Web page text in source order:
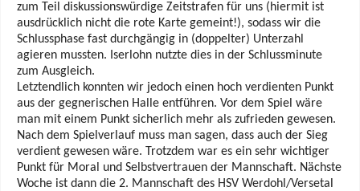
zum Teil diskussionswürdige Zeitstrafen für uns (hiermit ist
ausdrücklich nicht die rote Karte gemeint!), sodass wir die
Schlussphase fast durchgängig in (doppelter) Unterzahl
agieren mussten. Iserlohn nutzte dies in der Schlussminute
zum Ausgleich.
Letztendlich konnten wir jedoch einen hoch verdienten Punkt
aus der gegnerischen Halle entführen. Vor dem Spiel wäre
man mit einem Punkt sicherlich mehr als zufrieden gewesen.
Nach dem Spielverlauf muss man sagen, dass auch der Sieg
verdient gewesen wäre. Trotzdem war es ein sehr wichtiger
Punkt für Moral und Selbstvertrauen der Mannschaft. Nächste
Woche ist dann die 2. Mannschaft des HSV Werdohl/Versetal